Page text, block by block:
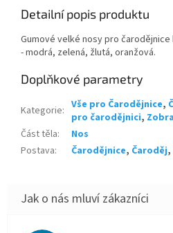
Detailní popis produktu
Gumové velké nosy pro
- modrá, zelená, žlutá, oranžová.
Doplňkové parametry
Kategorie: Vše pro Čarodějnice,
pro čarodějnici,
Část těla:
Nos
Postava: Čarodějnice, Čaroděj,